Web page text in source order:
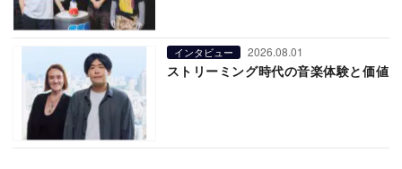
インタビュー 2026.08.01
ストリーミング時代の音楽体験と価値